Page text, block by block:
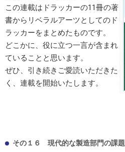
この連載はドラッカーの11冊の著
書からリベラルアーツとしてのド
ラッカーをまとめたものです。
どこかに、役に立つ一言が含まれ
ていることと思います。
ぜひ、引き続きご愛読いただきた
く、連載を開始いたします。
その１６ 現代的な製造部門の課題